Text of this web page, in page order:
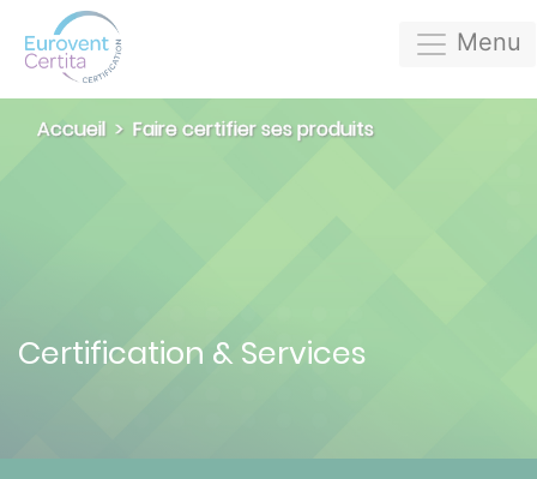
Menu
Accueil Faire certifier ses produits
Certification & Services